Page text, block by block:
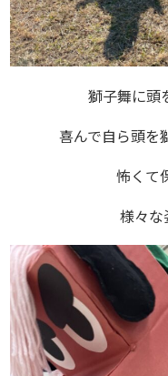
獅子舞に頭
喜んで自ら頭を
怖くて
様々な